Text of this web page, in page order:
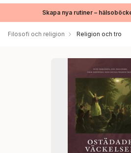
Skapa nya rutiner –
Filosofi och religion Religion och tro